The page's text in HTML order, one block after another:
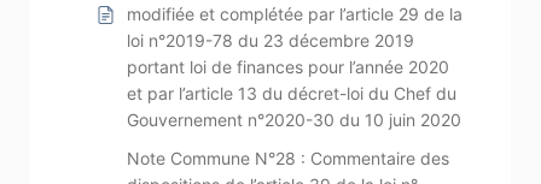
modifiée et complétée par l’article 29 de la
loi n°2019-78 du 23 décembre 2019
portant loi de finances pour l’année 2020
et par l’article 13 du décret-loi du Chef du
Gouvernement n°2020-30 du 10 juin 2020
Note Commune N°28 : Commentaire des